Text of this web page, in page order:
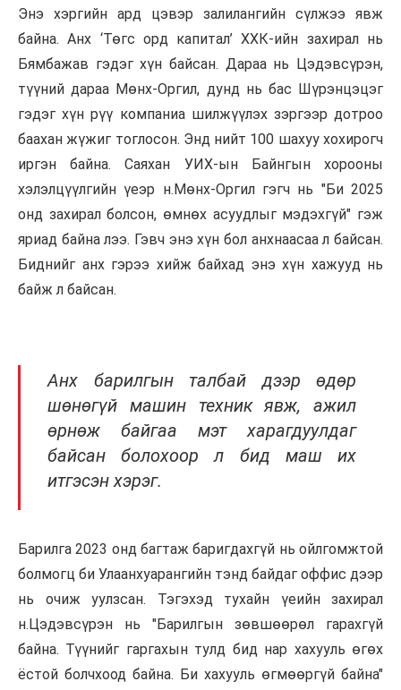
Энэ хэргийн ард цэвэр залилангийн сүлжээ явж
байна. Анх ‘Төгс орд капитал’ ХХК-ийн захирал нь
Бямбажав гэдэг хүн байсан. Дараа нь Цэдэвсүрэн,
түүний дараа Мөнх-Оргил, дунд нь бас Шүрэнцэцэг
гэдэг хүн рүү компаниа шилжүүлэх зэргээр дотроо
баахан жүжиг тоглосон. Энд нийт 100 шахуу хохирогч
иргэн байна. Саяхан УИХ-ын Байнгын хорооны
хэлэлцүүлгийн үеэр н.Мөнх-Оргил гэгч нь "Би 2025
онд захирал болсон, өмнөх асуудлыг мэдэхгүй" гэж
яриад байна лээ. Гэвч энэ хүн бол анхнаасаа л байсан.
Биднийг анх гэрээ хийж байхад энэ хүн хажууд нь
байж л байсан.
Анх барилгын талбай дээр өдөр
шөнөгүй машин техник явж, ажил
өрнөж байгаа мэт харагдуулдаг
байсан болохоор л бид маш их
итгэсэн хэрэг.
Барилга 2023 онд багтаж баригдахгүй нь ойлгомжтой
болмогц би Улаанхуарангийн тэнд байдаг оффис дээр
нь очиж уулзсан. Тэгэхэд тухайн үеийн захирал
н.Цэдэвсүрэн нь "Барилгын зөвшөөрөл гарахгүй
байна. Түүнийг гаргахын тулд бид нар хахууль өгөх
ёстой болчхоод байна. Би хахууль өгмөөргүй байна"